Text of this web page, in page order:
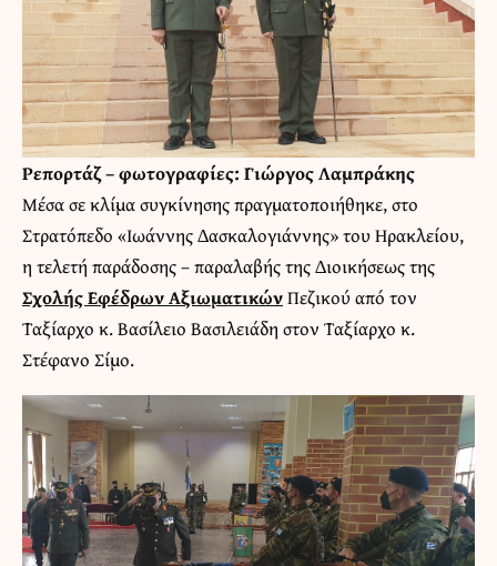
Ρεπορτάζ – φωτογραφίες: Γιώργος Λαμπράκης
Μέσα σε κλίμα συγκίνησης πραγµατοποιήθηκε, στο
Στρατόπεδο «Ιωάννης ∆ασκαλογιάννης» του Ηρακλείου,
η τελετή παράδοσης – παραλαβής της ∆ιοικήσεως της
Σχολής Εφέδρων ΑξιωµατικώνΠεζικού από τον
Ταξίαρχο κ. Βασίλειο Βασιλειάδη στον Ταξίαρχο κ.
Στέφανο Σίμο.